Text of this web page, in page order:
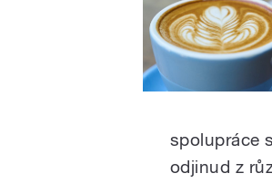
spolupráce
odjinud z